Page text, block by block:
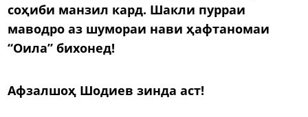
соҳиби манзил кард. Шакли пурраи
маводро аз шумораи нави ҳафтаномаи
“Оила” бихонед!
Афзалшоҳ Шодиев зинда аст!